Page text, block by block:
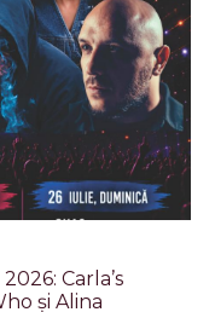
Carla’s
și Alina